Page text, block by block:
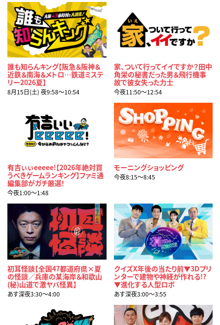
誰も知らんキング【阪急＆阪神＆
近鉄＆南海＆メトロ…鉄道ミステ
リー2026夏】
8月15日(土) 夜9:58〜10:54
家、ついて行ってイイですか？田中
角栄の秘書だった男＆飛行機事
故で彼女失った力士
今夜11:50〜12:54
有吉ぃぃeeeee!【2026年絶対買
うべきゲームランキング】ファミ通
編集部がガチ厳選！
今夜1:00〜1:48
モーニングショッピング
今夜8:15〜8:45
初耳怪談【全国47都道府県×夏
の怪談／兵庫の某海岸＆和歌山
(秘)山道で激ヤバ怪異】
あす深夜3:30〜4:00
クイズX年後の当たり前▼3Dプリ
ンターで建物や神経が作れる!?
▼進化する人型ロボ
あす深夜3:00〜3:55